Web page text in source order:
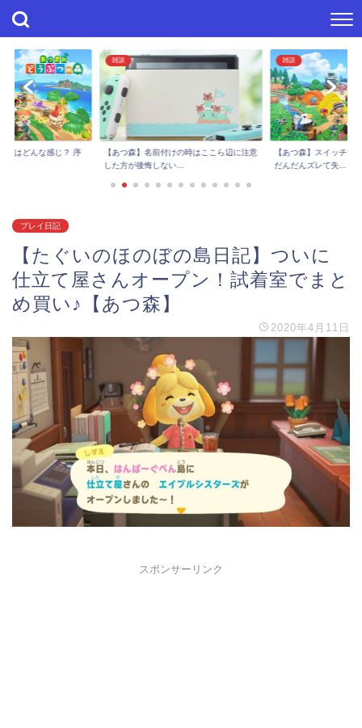
捗はどんな感じ？ 序
雑談
【あつ森】名前付けの時はここら辺に注意
した方が後悔しない...
雑談
【あつ森】スイッチで
だんだんズレて失...
プレイ日記
【たぐいのほのぼの島日記】ついに
仕立て屋さんオープン！試着室でまと
め買い♪【あつ森】
2020年4月11日
スポンサーリンク